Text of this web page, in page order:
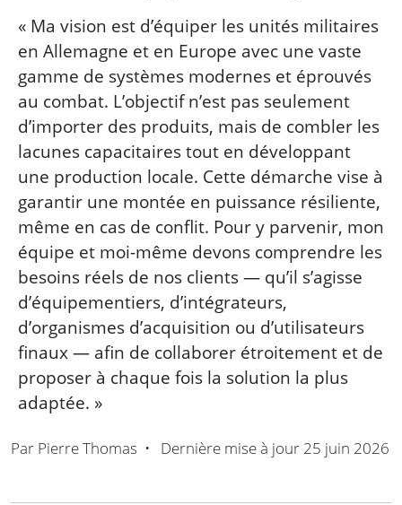
« Ma vision est d’équiper les unités militaires
en Allemagne et en Europe avec une vaste
gamme de systèmes modernes et éprouvés
au combat. L’objectif n’est pas seulement
d’importer des produits, mais de combler les
lacunes capacitaires tout en développant
une production locale. Cette démarche vise à
garantir une montée en puissance résiliente,
même en cas de conflit. Pour y parvenir, mon
équipe et moi-même devons comprendre les
besoins réels de nos clients — qu’il s’agisse
d’équipementiers, d’intégrateurs,
d’organismes d’acquisition ou d’utilisateurs
finaux — afin de collaborer étroitement et de
proposer à chaque fois la solution la plus
adaptée. »
Par Pierre Thomas • Dernière mise à jour 25 juin 2026